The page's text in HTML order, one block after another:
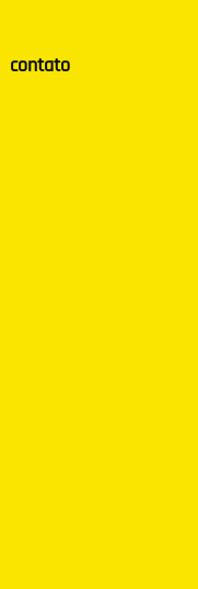
contato